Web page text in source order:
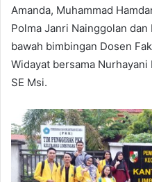
Amanda, Muhammad
Polma Janri Nainggolan
bawah bimbingan Dosen
Widayat bersama
SE Msi.